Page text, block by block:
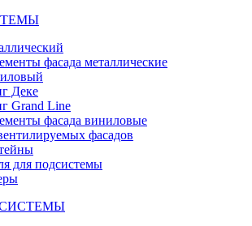
фасада металлические
Деке
Grand Line
фасада виниловые
фасадов
для подсистемы